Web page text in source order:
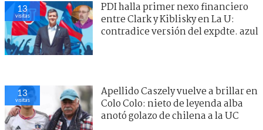
13
visitas
PDI halla primer nexo financiero
entre Clark y Kiblisky en La U:
contradice versión del expdte. azul
13
visitas
Apellido Caszely vuelve a brillar en
Colo Colo: nieto de leyenda alba
anotó golazo de chilena a la UC